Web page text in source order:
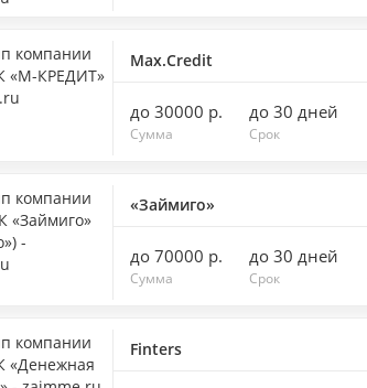
Max.Credit
до 30000 р.
Сумма
до 30 дней
Срок
«Займиго»
до 70000 р.
Сумма
до 30 дней
Срок
Finters